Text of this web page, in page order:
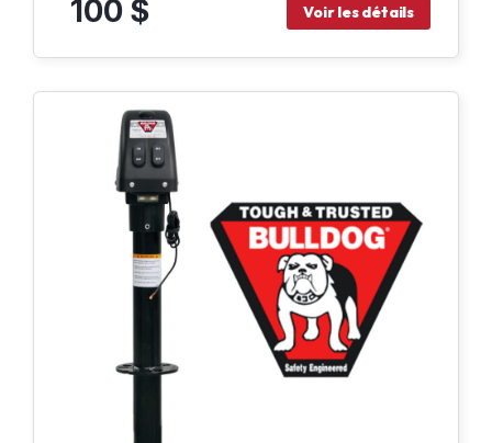
100 $ Voir les détails